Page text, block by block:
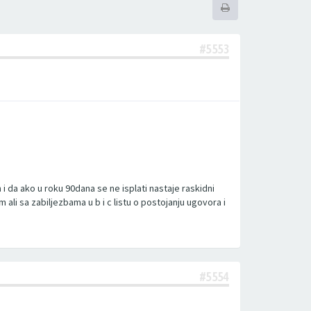
#5553
ako u roku 90dana se ne isplati nastaje raskidni
sa zabiljezbama u b i c listu o postojanju ugovora i
#5554